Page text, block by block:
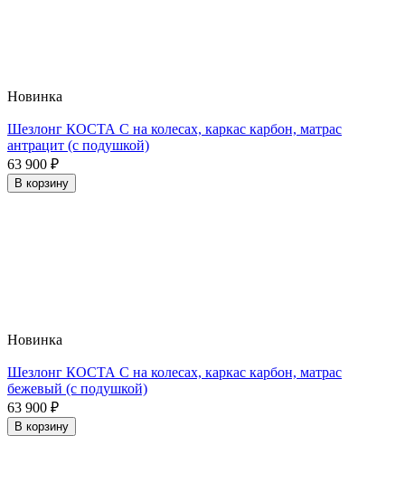
Новинка
Шезлонг КОСТА С на колесах, каркас карбон, матрас
антрацит (с подушкой)
63 900 ₽
В корзину
Новинка
Шезлонг КОСТА С на колесах, каркас карбон, матрас
бежевый (с подушкой)
63 900 ₽
В корзину